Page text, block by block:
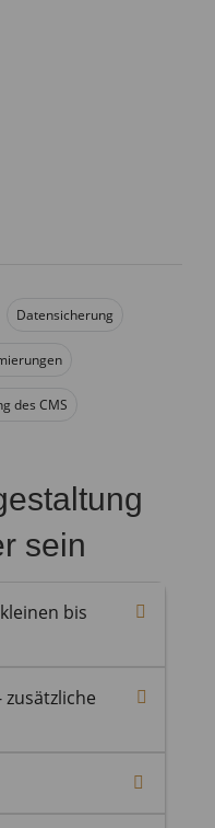
Datensicherung
des CMS
sein
bis
den Seiten:
zum